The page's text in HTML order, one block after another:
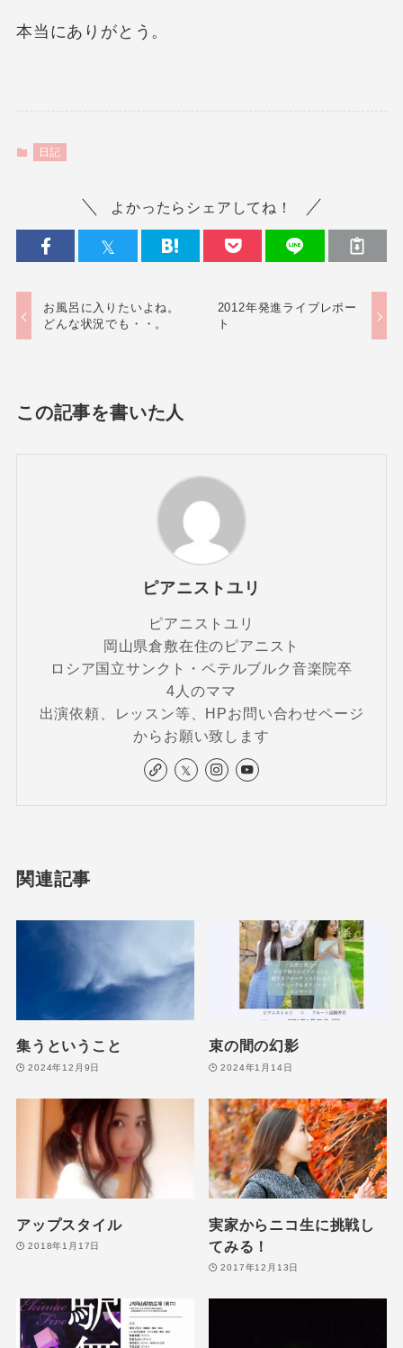
本当にありがとう。
日記
よかったらシェアしてね！
お風呂に入りたいよね。
どんな状況でも・・。
2012年発進ライブレポー
ト
この記事を書いた人
ピアニストユリ
ピアニストユリ
岡山県倉敷在住のピアニスト
ロシア国立サンクト・ペテルブルク音楽院卒
4人のママ
出演依頼、レッスン等、HPお問い合わせページ
からお願い致します
関連記事
集うということ
2024年12月9日
束の間の幻影
2024年1月14日
アップスタイル
2018年1月17日
実家からニコ生に挑戦し
てみる！
2017年12月13日